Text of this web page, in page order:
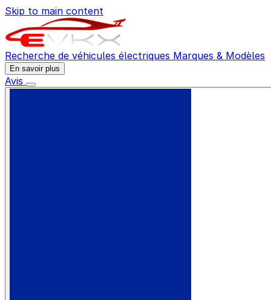
Skip to main content
Recherche de véhicules électriques Marques & Modèles
En savoir plus
Avis